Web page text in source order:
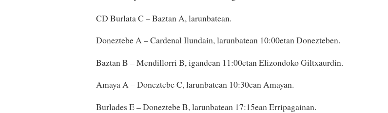
CD Burlata C – Baztan A, larunbatean.
Doneztebe A – Cardenal Ilundain, larunbatean 10:00etan Donezteben.
Baztan B – Mendillorri B, igandean 11:00etan Elizondoko Giltxaurdin.
Amaya A – Doneztebe C, larunbatean 10:30ean Amayan.
Burlades E – Doneztebe B, larunbatean 17:15ean Erripagainan.